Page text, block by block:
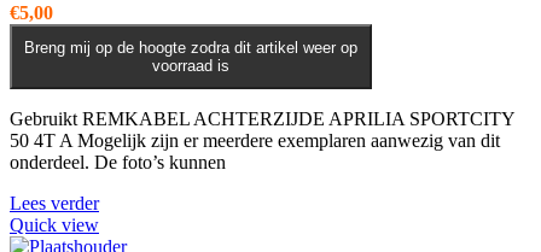
€5,00
Breng mij op de hoogte zodra dit artikel weer op
voorraad is
Gebruikt REMKABEL ACHTERZIJDE APRILIA SPORTCITY
50 4T A Mogelijk zijn er meerdere exemplaren aanwezig van dit
onderdeel. De foto’s kunnen
Lees verder
Quick view